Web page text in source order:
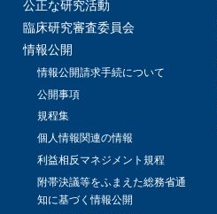
公正な研究活動
臨床研究審査委員会
情報公開
情報公開請求手続について
公開事項
規程集
個人情報関連の情報
利益相反マネジメント規程
附帯決議等をふまえた総務省通
知に基づく情報公開